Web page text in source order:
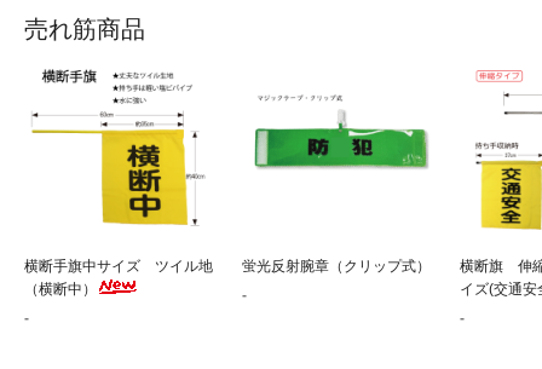
売れ筋商品
横断手旗中サイズ ツイル地
（横断中）
-
蛍光反射腕章（クリップ式）
-
横断旗 伸
イズ(交通安
-